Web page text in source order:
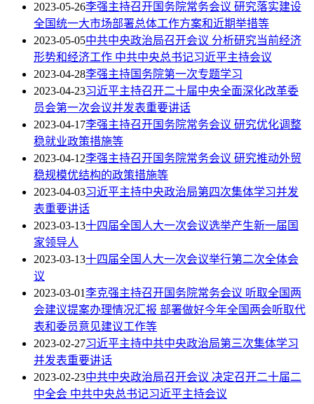
2023-05-26李强主持召开国务院常务会议 研究落实建设
全国统一大市场部署总体工作方案和近期举措等
2023-05-05中共中央政治局召开会议 分析研究当前经济
形势和经济工作 中共中央总书记习近平主持会议
2023-04-28李强主持国务院第一次专题学习
2023-04-23习近平主持召开二十届中央全面深化改革委
员会第一次会议并发表重要讲话
2023-04-17李强主持召开国务院常务会议 研究优化调整
稳就业政策措施等
2023-04-12李强主持召开国务院常务会议 研究推动外贸
稳规模优结构的政策措施等
2023-04-03习近平主持中央政治局第四次集体学习并发
表重要讲话
2023-03-13十四届全国人大一次会议选举产生新一届国
家领导人
2023-03-13十四届全国人大一次会议举行第二次全体会
议
2023-03-01李克强主持召开国务院常务会议 听取全国两
会建议提案办理情况汇报 部署做好今年全国两会听取代
表和委员意见建议工作等
2023-02-27习近平主持中共中央政治局第三次集体学习
并发表重要讲话
2023-02-23中共中央政治局召开会议 决定召开二十届二
中全会 中共中央总书记习近平主持会议